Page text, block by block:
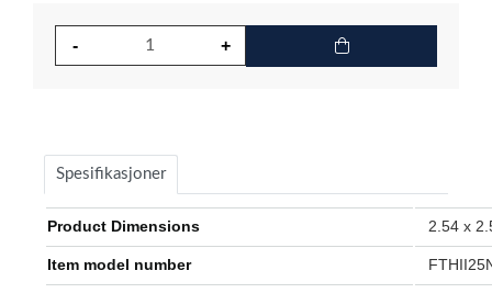
Spesifikasjoner
Product Dimensions ‎2.54 x
Item model number